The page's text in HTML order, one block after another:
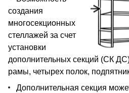
создания
многосекционных
стеллажей за счет
установки
дополнительных секций (СК
рамы, четырех полок,
Дополнительная секция